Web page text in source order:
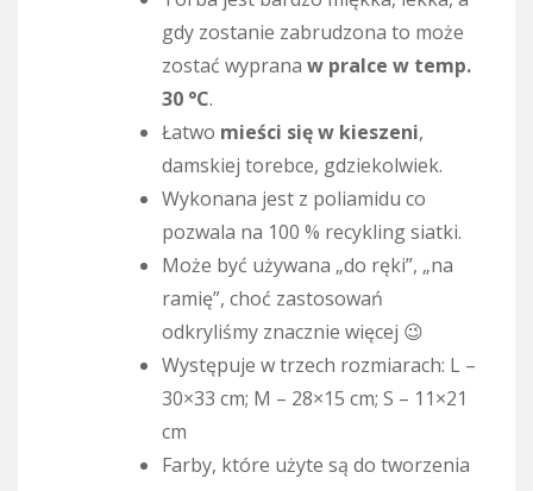
gdy zostanie zabrudzona to może
zostać wyprana w pralce w temp.
30 °C.
Łatwo mieści się w kieszeni,
damskiej torebce, gdziekolwiek.
Wykonana jest z poliamidu co
pozwala na 100 % recykling siatki.
Może być używana „do ręki”, „na
ramię”, choć zastosowań
odkryliśmy znacznie więcej 😉
Występuje w trzech rozmiarach: L –
30×33 cm; M – 28×15 cm; S – 11×21
cm
Farby, które użyte są do tworzenia